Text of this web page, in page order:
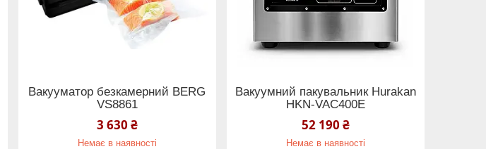
Вакууматор безкамерний BERG
VS8861
3 630 ₴
Немає в наявності
Вакуумний пакувальник Hurakan
HKN-VAC400E
52 190 ₴
Немає в наявності